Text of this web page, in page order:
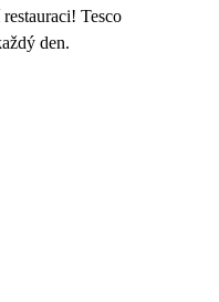
Tesco
den.